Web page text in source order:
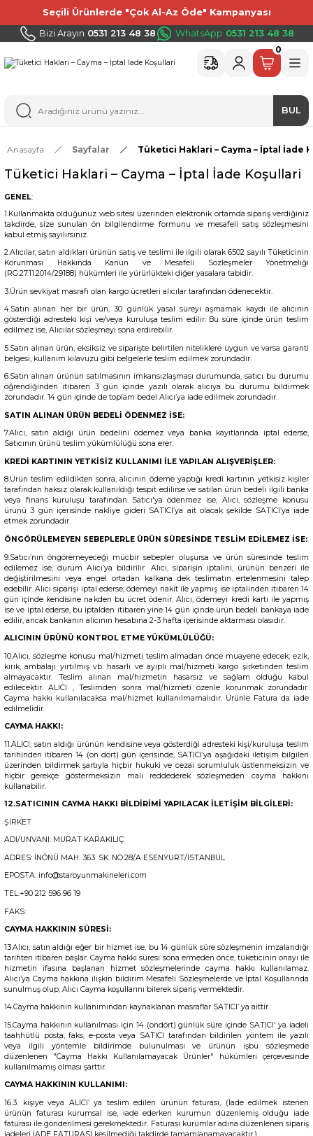
Seçili Ürünlerde "Çok Al-Az Öde" Kampanyası
Bizi Arayın 0531 213 48 38 WhatsApp 0531 213 48 38
BUL
0
Anasayfa Sayfalar Tüketici Haklari – Cayma – İptal İade
Tüketici Haklari – Cayma – İptal İade Koşullari
GENEL:
1.Kullanmakta olduğunuz web sitesi üzerinden elektronik ortamda sipariş verdiğiniz
takdirde, size sunulan ön bilgilendirme formunu ve mesafeli satış sözleşmesini
kabul etmiş sayılırsınız.
2.Alıcılar, satın aldıkları ürünün satış ve teslimi ile ilgili olarak 6502 sayılı Tüketicinin
Korunması Hakkında Kanun ve Mesafeli Sözleşmeler Yönetmeliği
(RG:27.11.2014/29188) hükümleri ile yürürlükteki diğer yasalara tabidir.
3.Ürün sevkiyat masrafı olan kargo ücretleri alıcılar tarafından ödenecektir.
4.Satın alınan her bir ürün, 30 günlük yasal süreyi aşmamak kaydı ile alıcının
gösterdiği adresteki kişi ve/veya kuruluşa teslim edilir. Bu süre içinde ürün teslim
edilmez ise, Alıcılar sözleşmeyi sona erdirebilir.
5.Satın alınan ürün, eksiksiz ve siparişte belirtilen niteliklere uygun ve varsa garanti
belgesi, kullanım kılavuzu gibi belgelerle teslim edilmek zorundadır.
6.Satın alınan ürünün satılmasının imkansızlaşması durumunda, satıcı bu durumu
öğrendiğinden itibaren 3 gün içinde yazılı olarak alıcıya bu durumu bildirmek
zorundadır. 14 gün içinde de toplam bedel Alıcı’ya iade edilmek zorundadır.
SATIN ALINAN ÜRÜN BEDELİ ÖDENMEZ İSE:
7.Alıcı, satın aldığı ürün bedelini ödemez veya banka kayıtlarında iptal ederse,
Satıcının ürünü teslim yükümlülüğü sona erer.
KREDİ KARTININ YETKİSİZ KULLANIMI İLE YAPILAN ALIŞVERİŞLER:
8.Ürün teslim edildikten sonra, alıcının ödeme yaptığı kredi kartının yetkisiz kişiler
tarafından haksız olarak kullanıldığı tespit edilirse ve satılan ürün bedeli ilgili banka
veya finans kuruluşu tarafından Satıcı'ya ödenmez ise, Alıcı, sözleşme konusu
ürünü 3 gün içerisinde nakliye gideri SATICI’ya ait olacak şekilde SATICI’ya iade
etmek zorundadır.
ÖNGÖRÜLEMEYEN SEBEPLERLE ÜRÜN SÜRESİNDE TESLİM EDİLEMEZ İSE:
9.Satıcı’nın öngöremeyeceği mücbir sebepler oluşursa ve ürün süresinde teslim
edilemez ise, durum Alıcı’ya bildirilir. Alıcı, siparişin iptalini, ürünün benzeri ile
değiştirilmesini veya engel ortadan kalkana dek teslimatın ertelenmesini talep
edebilir. Alıcı siparişi iptal ederse; ödemeyi nakit ile yapmış ise iptalinden itibaren 14
gün içinde kendisine nakden bu ücret ödenir. Alıcı, ödemeyi kredi kartı ile yapmış
ise ve iptal ederse, bu iptalden itibaren yine 14 gün içinde ürün bedeli bankaya iade
edilir, ancak bankanın alıcının hesabına 2-3 hafta içerisinde aktarması olasıdır.
ALICININ ÜRÜNÜ KONTROL ETME YÜKÜMLÜLÜĞÜ:
10.Alıcı, sözleşme konusu mal/hizmeti teslim almadan önce muayene edecek; ezik,
kırık, ambalajı yırtılmış vb. hasarlı ve ayıplı mal/hizmeti kargo şirketinden teslim
almayacaktır. Teslim alınan mal/hizmetin hasarsız ve sağlam olduğu kabul
edilecektir. ALICI , Teslimden sonra mal/hizmeti özenle korunmak zorundadır.
Cayma hakkı kullanılacaksa mal/hizmet kullanılmamalıdır. Ürünle Fatura da iade
edilmelidir.
CAYMA HAKKI:
11.ALICI; satın aldığı ürünün kendisine veya gösterdiği adresteki kişi/kuruluşa teslim
tarihinden itibaren 14 (on dört) gün içerisinde, SATICI’ya aşağıdaki iletişim bilgileri
üzerinden bildirmek şartıyla hiçbir hukuki ve cezai sorumluluk üstlenmeksizin ve
hiçbir gerekçe göstermeksizin malı reddederek sözleşmeden cayma hakkını
kullanabilir.
12.SATICININ CAYMA HAKKI BİLDİRİMİ YAPILACAK İLETİŞİM BİLGİLERİ:
ŞİRKET
ADI/UNVANI: MURAT KARAKILIÇ
ADRES: İNÖNÜ MAH. 363. SK. NO:28/A ESENYURT/İSTANBUL
EPOSTA: info@staroyunmakineleri.com
TEL:+90 212 596 96 19
FAKS:
CAYMA HAKKININ SÜRESİ:
13.Alıcı, satın aldığı eğer bir hizmet ise, bu 14 günlük süre sözleşmenin imzalandığı
tarihten itibaren başlar. Cayma hakkı süresi sona ermeden önce, tüketicinin onayı ile
hizmetin ifasına başlanan hizmet sözleşmelerinde cayma hakkı kullanılamaz.
Alıcı’ya Cayma hakkına ilişkin bildirim Mesafeli Sözleşmelerde ve İptal Koşullarında
sunulmuş olup, Alıcı Cayma koşullarını bilerek sipariş vermektedir.
14.Cayma hakkının kullanımından kaynaklanan masraflar SATICI’ ya aittir.
15.Cayma hakkının kullanılması için 14 (ondört) günlük süre içinde SATICI' ya iadeli
taahhütlü posta, faks, e-posta veya SATICI tarafından bildirilen yöntem ile yazılı
veya ilgili yöntemle bildirimde bulunulması ve ürünün işbu sözleşmede
düzenlenen "Cayma Hakkı Kullanılamayacak Ürünler" hükümleri çerçevesinde
kullanılmamış olması şarttır.
CAYMA HAKKININ KULLANIMI:
16.3. kişiye veya ALICI’ ya teslim edilen ürünün faturası, (İade edilmek istenen
ürünün faturası kurumsal ise, iade ederken kurumun düzenlemiş olduğu iade
faturası ile gönderilmesi gerekmektedir. Faturası kurumlar adına düzenlenen sipariş
iadeleri İADE FATURASI kesilmediği takdirde tamamlanamayacaktır.)